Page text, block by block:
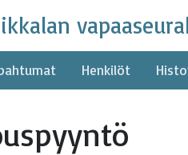
Henkilöt